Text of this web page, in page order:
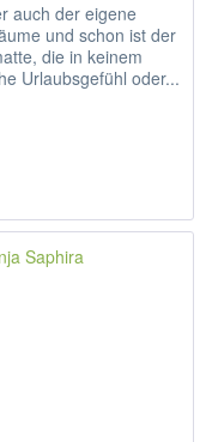
auch der eigene
und schon ist der
die in keinem
Urlaubsgefühl oder...